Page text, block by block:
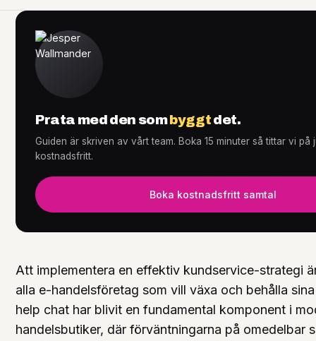
Tjänster
Knowledge Hub +
Att implementera en effektiv kundservice-strategi
alla e-handelsföretag som vill växa och behålla
help chat har blivit en fundamental komponent i
handelsbutiker, där förväntningarna på omedelbar
Prata med den sombyggtdet.
Guiden är skriven av vårt team. Boka 15 minuter så tittar vi
kostnadsfritt.
Boka kostnadsfritt samtal